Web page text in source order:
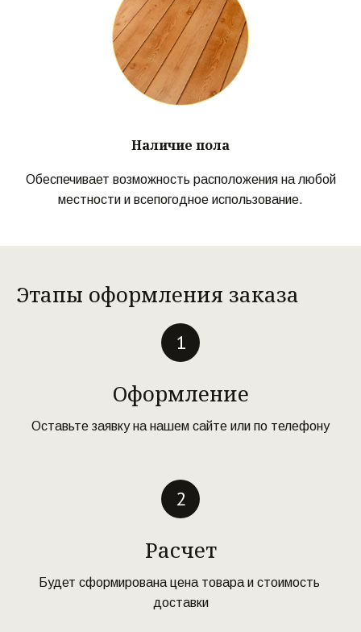
Наличие пола
Обеспечивает возможность расположения на любой
местности и всепогодное использование.
Этапы оформления заказа
Оформление
Оставьте заявку на нашем сайте или по телефону
Расчет
Будет сформирована цена товара и стоимость
доставки